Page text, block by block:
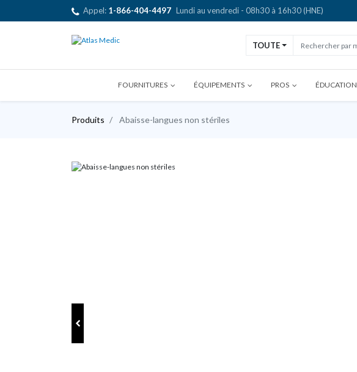
Appel: 1-866-404-4497 Lundi au vendredi - 08h30 à 16h30 (HNE)
TOUTE
FOURNITURES ÉQUIPEMENTS PROS ÉDUCATION
Produits Abaisse-langues non stériles